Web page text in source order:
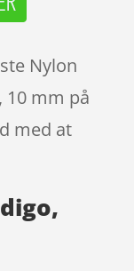
Nylon
10 mm på
med at